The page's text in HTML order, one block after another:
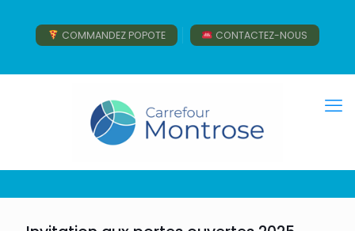
COMMANDEZ POPOTE CONTACTEZ-NOUS